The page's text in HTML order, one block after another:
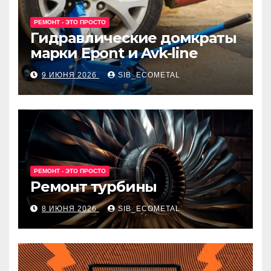
РЕМОНТ - ЭТО ПРОСТО
Гидравлические домкраты
марки Epont и Avk-line
9 ИЮНЯ 2026 SIB_ECOMETAL
РЕМОНТ - ЭТО ПРОСТО
Ремонт турбины
8 ИЮНЯ 2026 SIB_ECOMETAL